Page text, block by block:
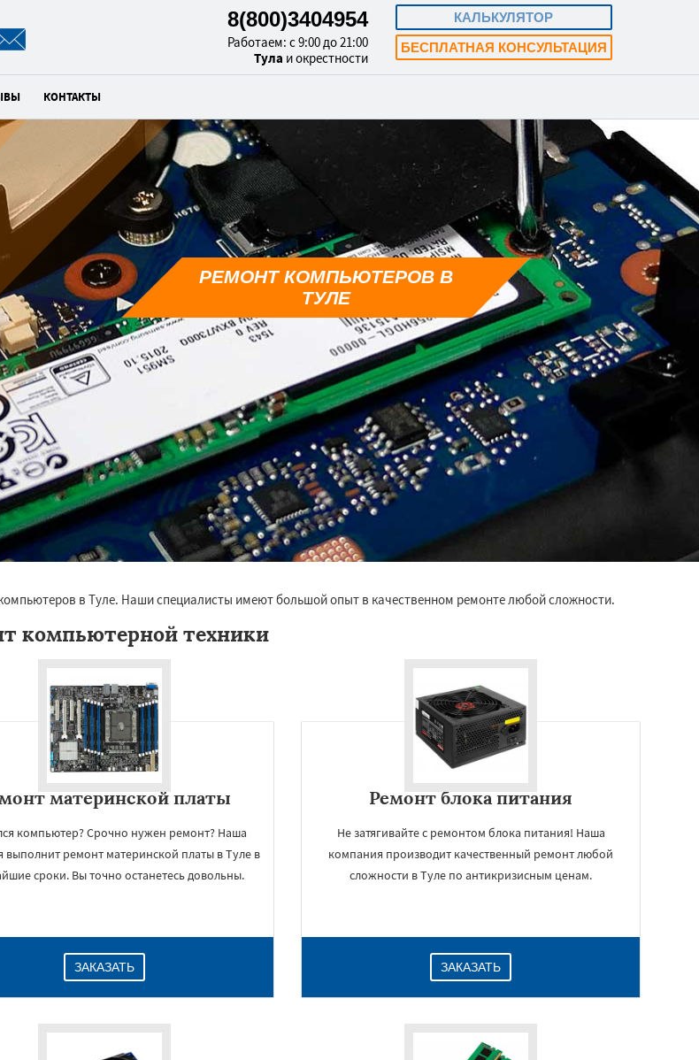
КАЛЬКУЛЯТОР
БЕСПЛАТНАЯ КОНСУЛЬТАЦИЯ
8(800)3404954
Работаем: с 9:00 до 21:00
Тула и окрестности
КОНТАКТЫ
РЕМОНТ КОМПЬЮТЕРОВ В
ТУЛЕ
в Туле. Наши специалисты имеют большой опыт в качественном ремонте любой сложности.
компьютерной техники
материнской платы
компьютер? Срочно нужен ремонт? Наша
выполнит ремонт материнской платы в Туле в
сроки. Вы точно останетесь довольны.
ЗАКАЗАТЬ
Ремонт блока питания
Не затягивайте с ремонтом блока питания! Наша
компания производит качественный ремонт любой
сложности в Туле по антикризисным ценам.
ЗАКАЗАТЬ